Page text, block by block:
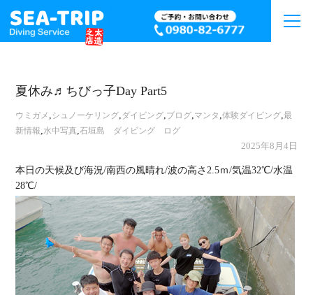
夏休み♬ちびっ子Day Part5
ウミガメ , シュノーケリング,ダイビング,ブログ,マンタ ,体験ダイビング,最
新情報,水中写真,石垣島 ダイビング ログ
2025年8月4日
本日の天候及び海況/南西の風晴れ/波の高さ2.5ｍ/気温32℃/水温
28℃/